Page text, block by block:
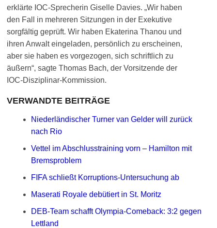
erklärte IOC-Sprecherin Giselle Davies. „Wir haben
den Fall in mehreren Sitzungen in der Exekutive
sorgfältig geprüft. Wir haben Ekaterina Thanou und
ihren Anwalt eingeladen, persönlich zu erscheinen,
aber sie haben es vorgezogen, sich schriftlich zu
äußern“, sagte Thomas Bach, der Vorsitzende der
IOC-Disziplinar-Kommission.
VERWANDTE BEITRÄGE
Niederländischer Turner van Gelder will zurück
nach Rio
Vettel im Abschlusstraining vorn – Hamilton mit
Bremsproblem
FIFA schließt Korruptions-Untersuchung ab
Maserati Royale debütiert in St. Moritz
DEB-Team schafft Olympia-Comeback: 3:2 gegen
Lettland